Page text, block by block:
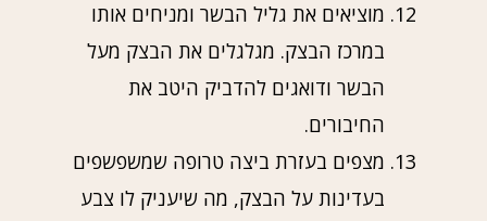
מוציאים את גליל הבשר ומניחים אותו
במרכז הבצק. מגלגלים את הבצק מעל
הבשר ודואגים להדביק היטב את
החיבורים.
מצפים בעזרת ביצה טרופה שמשפשפים
בעדינות על הבצק, מה שיעניק לו צבע